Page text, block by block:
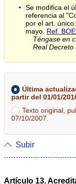
Se modifica el
referencia al
por el art.
mayo. Ref.
Téngase en
Real Decreto
Última
partir del 01/01/
Texto original,
07/10/2007.
Subir
Artículo 13.